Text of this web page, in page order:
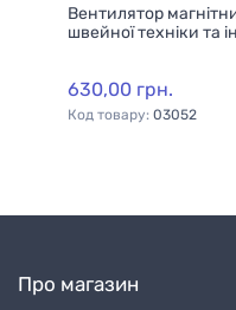
Вентилятор
швейної техніки та
630,00 грн.
Код товару: 03052
Про магазин